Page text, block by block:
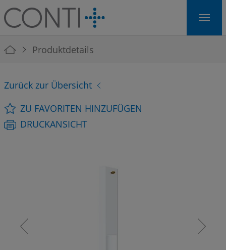
Skip to main navigation
Skip to main content
Skip to page footer
You are here:
Produktdetails
Zurück zur Übersicht
ZU FAVORITEN HINZUFÜGEN
DRUCKANSICHT